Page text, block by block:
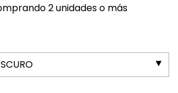
2 unidades o más